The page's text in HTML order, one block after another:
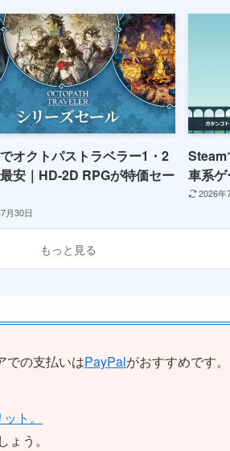
オクトパストラベラー1・2
安｜HD-2D RPGが特価セー
月30日
Steam
車系
2026年
もっと見る
での支払いはPayPalがおすすめです
ト。
う。